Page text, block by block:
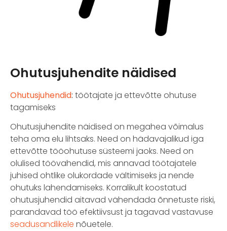
Ohutusjuhendite näidised
Ohutusjuhendid: töötajate ja ettevõtte ohutuse
tagamiseks
Ohutusjuhendite näidised on megahea võimalus
teha oma elu lihtsaks. Need on hädavajalikud iga
ettevõtte tööohutuse süsteemi jaoks. Need on
olulised töövahendid, mis annavad töötajatele
juhised ohtlike olukordade vältimiseks ja nende
ohutuks lahendamiseks. Korralikult koostatud
ohutusjuhendid aitavad vähendada õnnetuste riski,
parandavad töö efektiivsust ja tagavad vastavuse
seadusandlikele nõuetele.